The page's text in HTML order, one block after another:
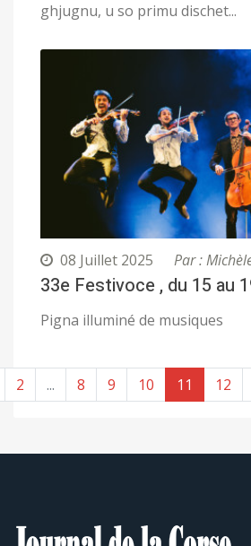
ghjugnu, u so primu dischet...
08 Juillet 2025 Par :
33e Festivoce , du 15 au
Pigna illuminé de musiques
2 ... 8 9 10 11 12